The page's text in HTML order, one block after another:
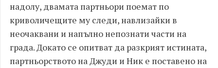
надолу, двамата партньори поемат по
криволичещите му следи, навлизайки в
неочаквани и напълно непознати части на
града. Докато се опитват да разкрият истината,
партньорството на Джуди и Ник е поставено на